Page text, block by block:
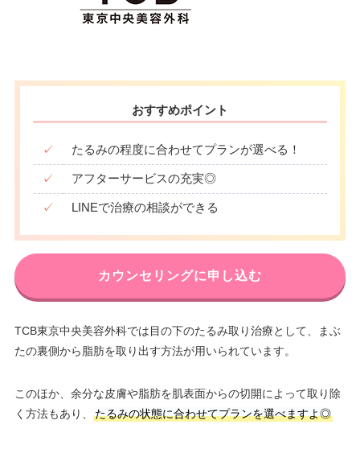
おすすめポイント
✓ たるみの程度に合わせてプランが選べる！
✓ アフターサービスの充実◎
✓ LINEで治療の相談ができる
カウンセリングに申し込む
TCB東京中央美容外科では目の下のたるみ取り治療として、まぶ
たの裏側から脂肪を取り出す方法が用いられています。
このほか、余分な皮膚や脂肪を肌表面からの切開によって取り除
く方法もあり、
たるみの状態に合わせてプランを選べますよ◎